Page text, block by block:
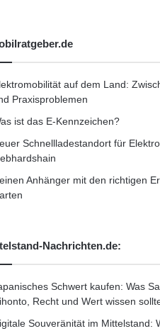
auf dem Land:
Praxisproblemen
ist das E-Kennzeichen?
Schnellladestandort für
Anhänger mit den richtigen
Nachrichten.de:
Schwert kaufen: Was
Recht und Wert wissen
Souveränität im Mittelstand: